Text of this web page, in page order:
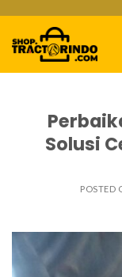
content
Solusi
POSTED